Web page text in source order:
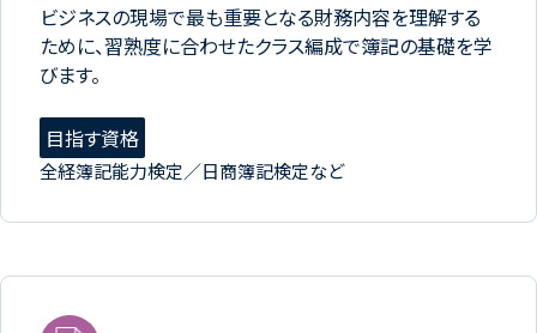
ビジネスの現場で最も重要となる財務内容を理解する
ために、習熟度に合わせたクラス編成で簿記の基礎を学
びます。
目指す資格
全経簿記能力検定／日商簿記検定など